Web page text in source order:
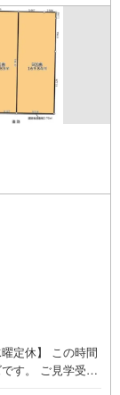
定休】 この時間
す。 ご見学受